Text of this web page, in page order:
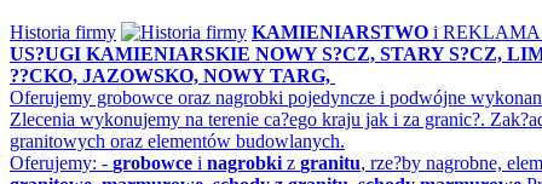
Historia firmy KAMIENIARSTWO i
US?UGI KAMIENIARSKIE NOWY S?CZ, STARY S?CZ,
??CKO, JAZOWSKO, NOWY TARG,
Oferujemy grobowce oraz nagrobki pojedyncze i podwójne
Zlecenia wykonujemy na terenie ca?ego kraju jak i za granic?.
granitowych oraz elementów budowlanych.
Oferujemy: - grobowce i nagrobki z granitu, rze?by nagrobne,